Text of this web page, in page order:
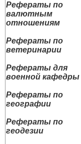
Рефераты по
валютным
отношениям
Рефераты по
ветеринарии
Рефераты для
военной кафедры
Рефераты по
географии
Рефераты по
геодезии